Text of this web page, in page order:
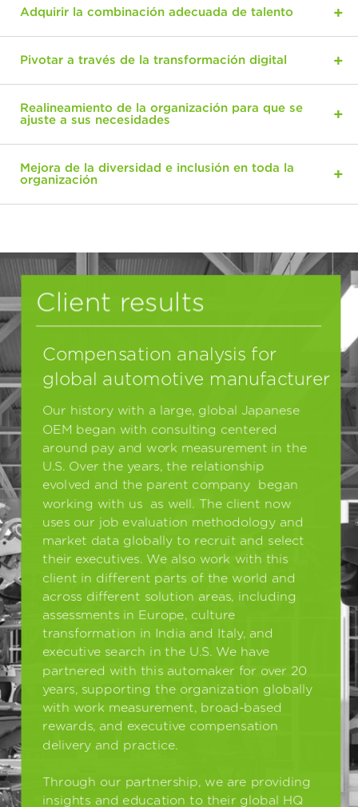
Adquirir la combinación adecuada de talento
Pivotar a través de la transformación digital
Realineamiento de la organización para que se
ajuste a sus necesidades
Mejora de la diversidad e inclusión en toda la
organización